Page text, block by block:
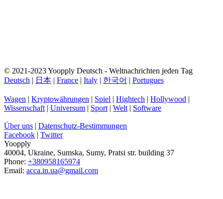
© 2021-2023 Yoopply Deutsch - Weltnachrichten jeden Tag
Deutsch | 日本 | France | Italy | 한국어 | Portugues
Wagen | Kryptowährungen | Spiel | Hightech | Hollywood |
Wissenschaft | Universum | Sport | Welt | Software
Über uns | Datenschutz-Bestimmungen
Facebook | Twitter
Yoopply
40004, Ukraine, Sumska, Sumy, Pratsi str. building 37
Phone: +380958165974
Email: acca.in.ua@gmail.com